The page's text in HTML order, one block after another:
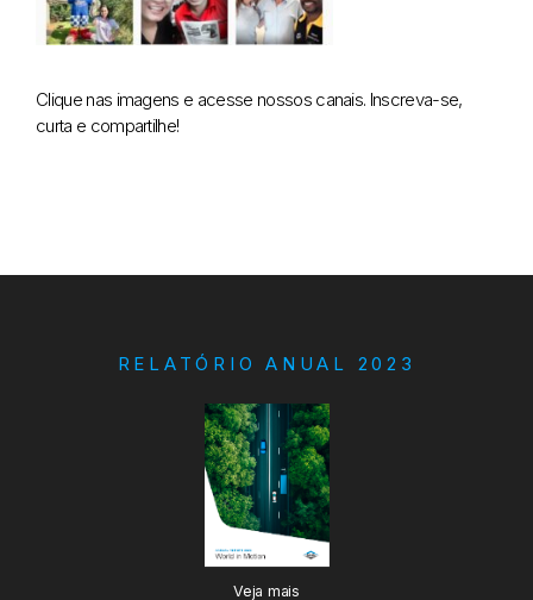
Clique nas imagens e acesse nossos canais. Inscreva-se,
curta e compartilhe!
RELATÓRIO ANUAL 2023
Veja mais